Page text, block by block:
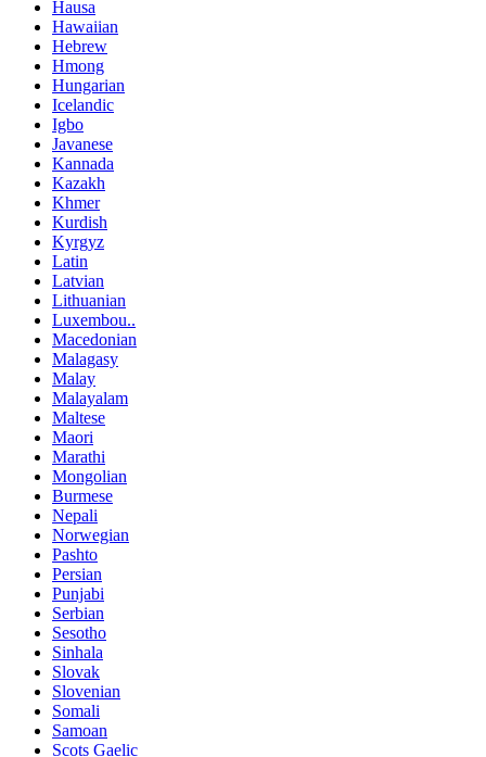
Hausa
Hawaiian
Hebrew
Hmong
Hungarian
Icelandic
Igbo
Javanese
Kannada
Kazakh
Khmer
Kurdish
Kyrgyz
Latin
Latvian
Lithuanian
Luxembou..
Macedonian
Malagasy
Malay
Malayalam
Maltese
Maori
Marathi
Mongolian
Burmese
Nepali
Norwegian
Pashto
Persian
Punjabi
Serbian
Sesotho
Sinhala
Slovak
Slovenian
Somali
Samoan
Scots Gaelic